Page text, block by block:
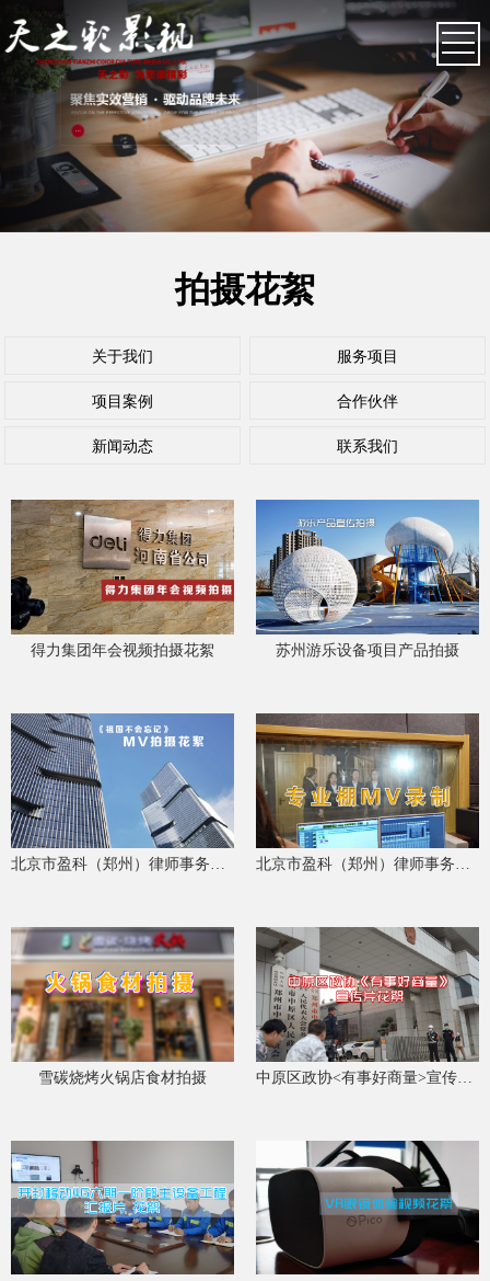
拍摄花絮
关于我们 服务项目
项目案例 合作伙伴
新闻动态 联系我们
得力集团年会视频拍摄花絮 苏州游乐设备项目产品拍摄
雪碳烧烤火锅店食材拍摄